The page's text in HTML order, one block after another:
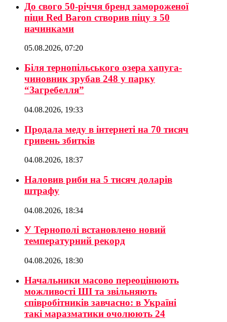
До свого 50-річчя бренд замороженої
піци Red Baron створив піцу з 50
начинками
05.08.2026, 07:20
Біля тернопільського озера хапуга-
чиновник зрубав 248 у парку
“Загребелля”
04.08.2026, 19:33
Продала меду в інтернеті на 70 тисяч
гривень збитків
04.08.2026, 18:37
Наловив риби на 5 тисяч доларів
штрафу
04.08.2026, 18:34
У Тернополі встановлено новий
температурний рекорд
04.08.2026, 18:30
Начальники масово переоцінюють
можливості ШІ та звільняють
співробітників завчасно: в Україні
такі маразматики очолюють 24